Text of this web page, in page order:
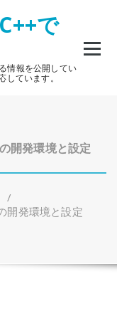
で
情報を公開してい
しています。
開発環境と設定
/
開発環境と設定